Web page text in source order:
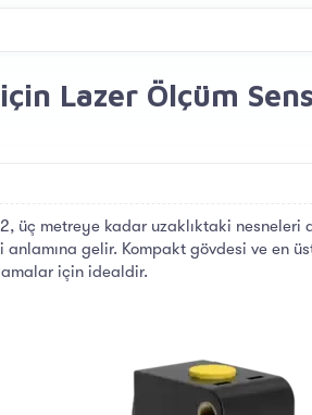
Lazer Ölçüm
üç metreye kadar uzaklıktaki
gelir. Kompakt gövdesi ve en
için idealdir.